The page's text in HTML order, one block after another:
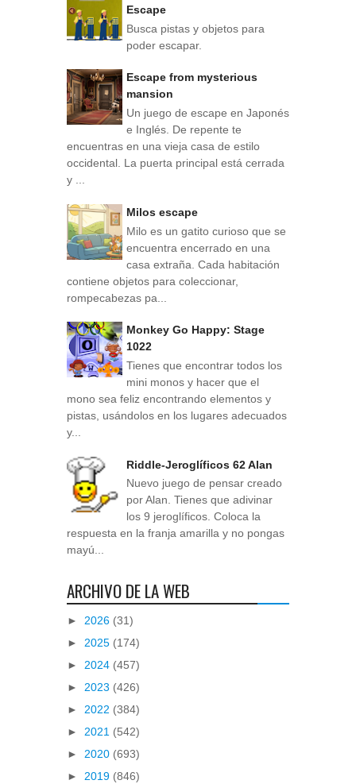
Escape
Busca pistas y objetos para
poder escapar.
Escape from mysterious
mansion
Un juego de escape en Japonés
e Inglés. De repente te
encuentras en una vieja casa de estilo
occidental. La puerta principal está cerrada
y ...
Milos escape
Milo es un gatito curioso que se
encuentra encerrado en una
casa extraña. Cada habitación
contiene objetos para coleccionar,
rompecabezas pa...
Monkey Go Happy: Stage
1022
Tienes que encontrar todos los
mini monos y hacer que el
mono sea feliz encontrando elementos y
pistas, usándolos en los lugares adecuados
y...
Riddle-Jeroglíficos 62 Alan
Nuevo juego de pensar creado
por Alan. Tienes que adivinar
los 9 jeroglíficos. Coloca la
respuesta en la franja amarilla y no pongas
mayú...
ARCHIVO DE LA WEB
► 2026 (31)
► 2025 (174)
► 2024 (457)
► 2023 (426)
► 2022 (384)
► 2021 (542)
► 2020 (693)
► 2019 (846)